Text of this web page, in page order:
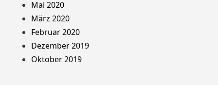
Mai 2020
März 2020
Februar 2020
Dezember 2019
Oktober 2019